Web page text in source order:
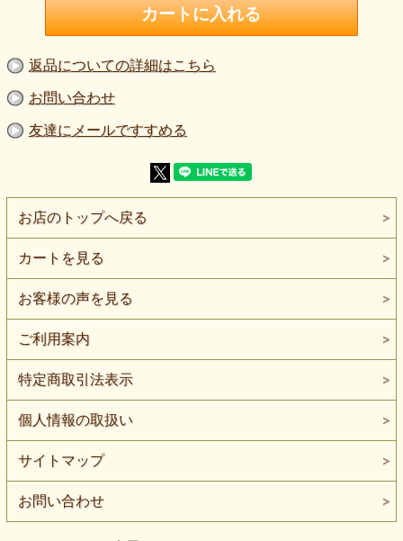
細かな花柄が連なる、繊細で上品なラッセルレース。
グレイは主張しすぎず、重ねた色や形をきれいに引き立てる
薄手で軽く、透け感を活かしたレイヤードに向いた質感。
ワンピースやブラウスの部分使い、袖・ヨーク・裾の切替、
衣装やフォーマル寄りのアクセントにも取り入れやすい一枚
です。
価格を抑えたため、試作・小ロット・販売作品にも使いやす
【よくある質問】
Q. 家庭用ミシンでも縫えますか？
A. はい。直線縫い中心であれば家庭用ミシンで縫製可能で
す。薄手のため、縫い始めは当て布があると安定します。
Q. ロックミシンは必要ですか？
A. 必須ではありません。ほつれにくい組織ですが、ロック
ミシンがあると端処理がきれいに仕上がります。
Q. どんな使い方がおすすめですか？
A. ブラウス、ワンピース、衣装の重ね使い、トリミング、
2mまで対応
返品についての詳細はこちら
お問い合わせ
友達にメールですすめる
お店のトップへ戻る
カートを見る
お客様の声を見る
ご利用案内
特定商取引法表示
個人情報の取扱い
サイトマップ
お問い合わせ